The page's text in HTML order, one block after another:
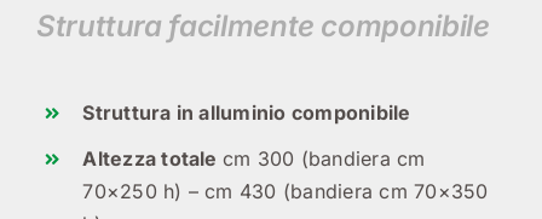
Struttura facilmente componibile
Struttura in alluminio componibile
Altezza totale cm 300 (bandiera cm
70×250 h) – cm 430 (bandiera cm 70×350